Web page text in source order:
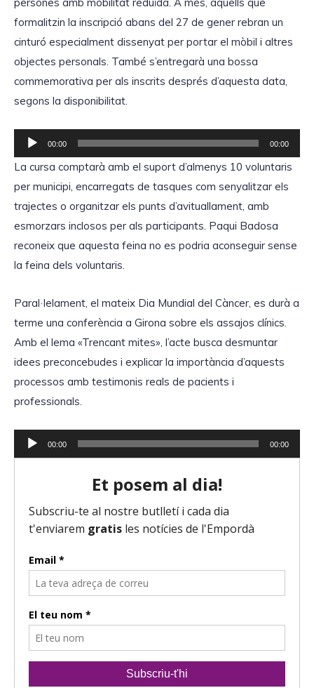
formalitzin la inscripció abans del 27 de gener rebran un
cinturó especialment dissenyat per portar el mòbil i altres
objectes personals. També s’entregarà una bossa
commemorativa per als inscrits després d’aquesta data,
segons la disponibilitat.
e
r
d
00:00 00:00
La cursa comptarà amb el suport d’almenys 10 voluntaris
per municipi, encarregats de tasques com senyalitzar els
trajectes o organitzar els punts d’avituallament, amb
esmorzars inclosos per als participants. Paqui Badosa
reconeix que aquesta feina no es podria aconseguir sense
la feina dels voluntaris.
Paral·lelament, el mateix Dia Mundial del Càncer, es durà a
terme una conferència a Girona sobre els assajos clínics.
Amb el lema «Trencant mites», l’acte busca desmuntar
idees preconcebudes i explicar la importància d’aquests
processos amb testimonis reals de pacients i
professionals.
e
00:00 00:00